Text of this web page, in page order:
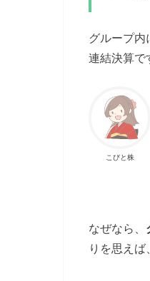
グループ内
連結決算で
こびと株
なぜなら、
りを思えば